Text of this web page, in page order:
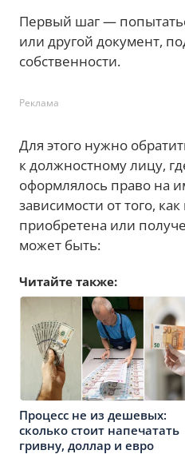
Первый шаг —
или другой документ,
собственности.
Реклама
Для этого нужно
к должностному лицу,
оформлялось право на
зависимости от того,
приобретена или
может быть:
Читайте также:
Процесс не из дешевых:
сколько стоит напечатать
гривну, доллар и евро